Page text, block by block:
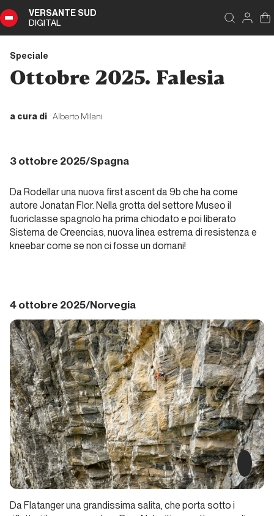
VERSANTE SUD
DIGITAL
Indice
Speciale
Editoriale
Editoriale
e ghiaccio
Report Alpinismo e
ghiaccio
Dicembre
2024.
Alpinismo
e ghiaccio
Report Alpinismo e
ghiaccio
Gennaio
Report Alpinismo e
ghiaccio
Ottobre 2025. Falesia
Speciale
a cura di Alberto Milani
3 ottobre 2025/Spagna
Da Rodellar una nuova first ascent da 9b che ha come
autore Jonatan Flor. Nella grotta del settore Museo il
fuoriclasse spagnolo ha prima chiodato e poi liberato
Sistema de Creencias, nuova linea estrema di resistenza e
kneebar come se non ci fosse un domani!
4 ottobre 2025/Norvegia
Da Flatanger una grandissima salita, che porta sotto i